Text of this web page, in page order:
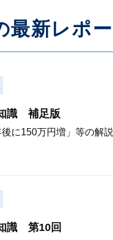
最新レポー
識 補足版
に150万円増」等の解
識 第10回